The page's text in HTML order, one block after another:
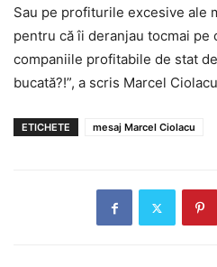
Sau pe profiturile excesive ale
pentru că îi deranjau tocmai pe
companiile profitabile de stat
bucată?!”, a scris Marcel
ETICHETE mesaj Marcel Ciolacu